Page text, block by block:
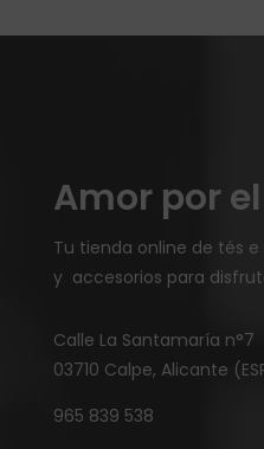
Amor por el
Tu tienda online de tés
y accesorios para
Calle La Santamaría n°7
03710 Calpe, Alicante
965 839 538